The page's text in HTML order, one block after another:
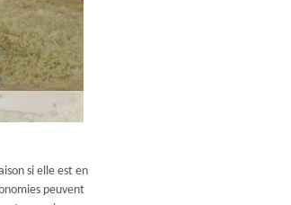
si elle est en
peuvent